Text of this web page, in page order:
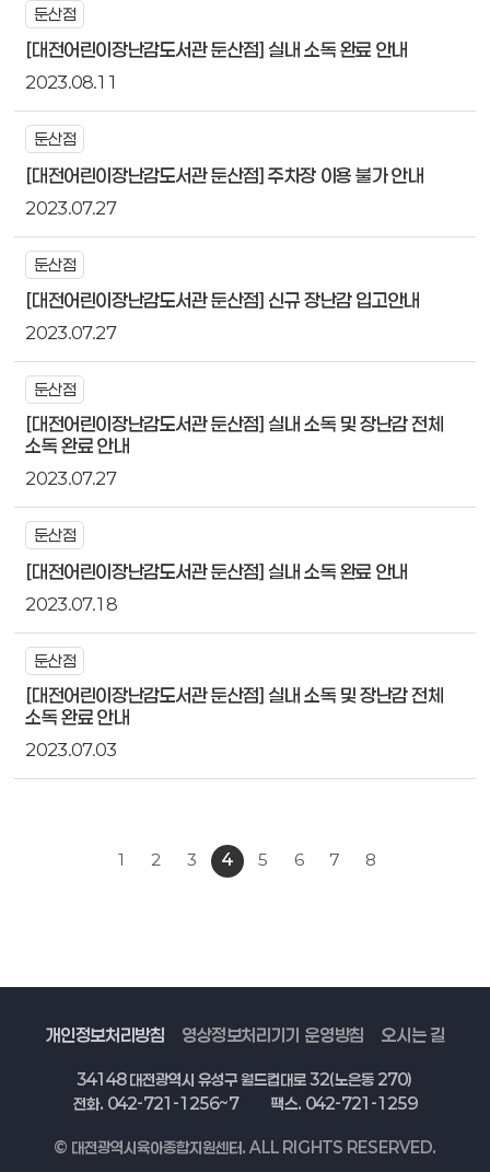
둔산점
[대전어린이장난감도서관 둔산점] 실내 소독 완료 안내
2023.08.11
둔산점
[대전어린이장난감도서관 둔산점] 주차장 이용 불가 안내
2023.07.27
둔산점
[대전어린이장난감도서관 둔산점] 신규 장난감 입고안내
2023.07.27
둔산점
[대전어린이장난감도서관 둔산점] 실내 소독 및 장난감 전체
소독 완료 안내
2023.07.27
둔산점
[대전어린이장난감도서관 둔산점] 실내 소독 완료 안내
2023.07.18
둔산점
[대전어린이장난감도서관 둔산점] 실내 소독 및 장난감 전체
소독 완료 안내
2023.07.03
1 2 3 4 5 6 7 8
개인정보처리방침 영상정보처리기기 운영방침 오시는 길
34148 대전광역시 유성구 월드컵대로 32(노은동 270)
전화. 042-721-1256~7
팩스. 042-721-1259
© 대전광역시육아종합지원센터. ALL RIGHTS RESERVED.